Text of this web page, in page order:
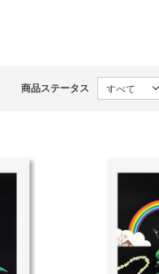
商品ステータス